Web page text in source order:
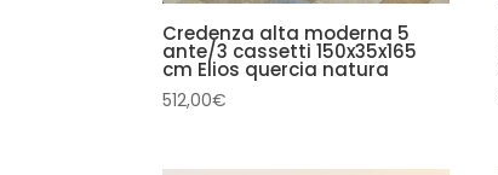
Credenza alta moderna 5
ante/3 cassetti 150x35x165
cm Elios quercia natura
512,00€